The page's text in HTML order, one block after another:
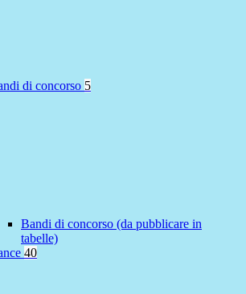
di concorso 5
Bandi di concorso (da pubblicare in
tabelle)
40